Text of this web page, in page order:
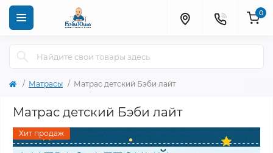
0
Матрасы Матрас детский Бэби лайт
Матрас детский Бэби лайт
Хит продаж